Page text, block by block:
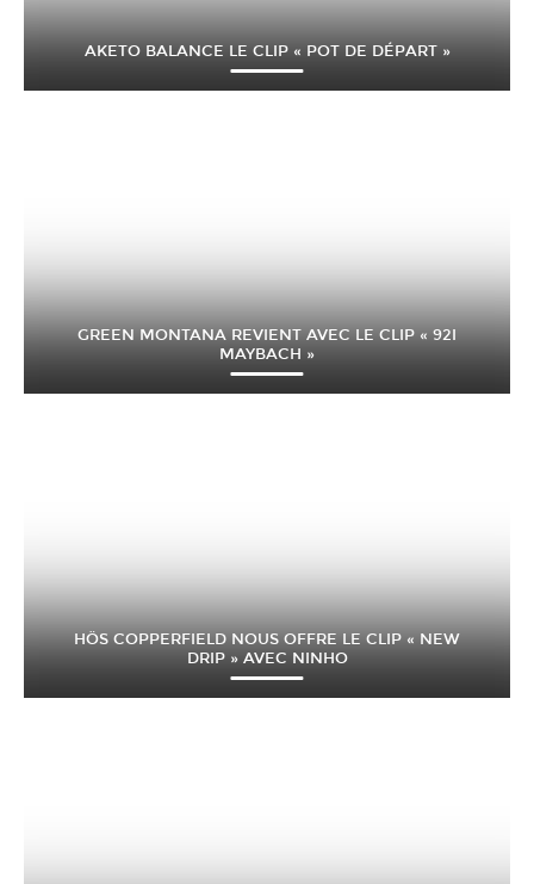
AKETO BALANCE LE CLIP « POT DE DÉPART »
GREEN MONTANA REVIENT AVEC LE CLIP « 92I
MAYBACH »
HÖS COPPERFIELD NOUS OFFRE LE CLIP « NEW
DRIP » AVEC NINHO